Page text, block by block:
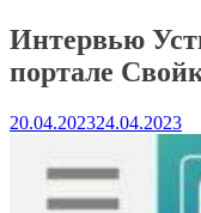
Интервью
портале
20.04.202324.04.2023